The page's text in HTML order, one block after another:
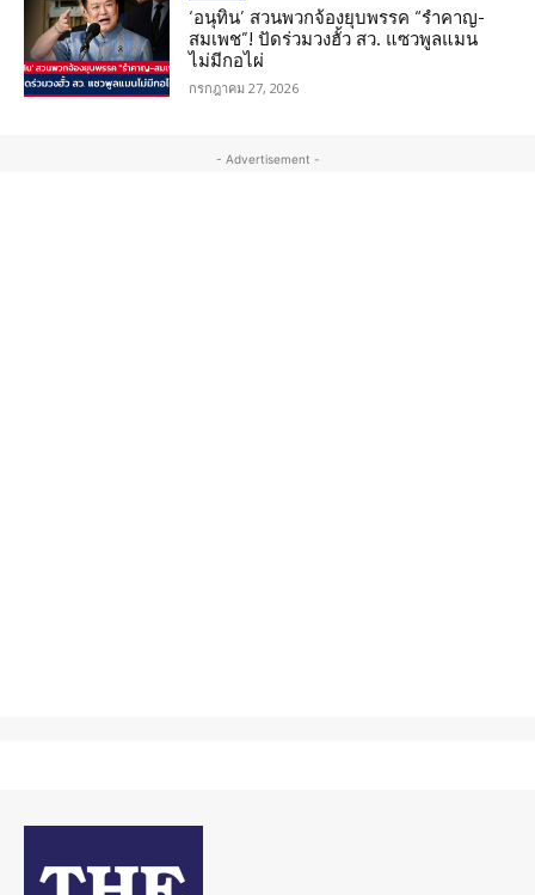
‘อนุทิน’ สวนพวกจ้องยุบพรรค “รำคาญ-
สมเพช”! ปัดร่วมวงฮั้ว สว. แซวพูลแมน
ไม่มีกอไผ่
กรกฎาคม 27, 2026
- Advertisement -